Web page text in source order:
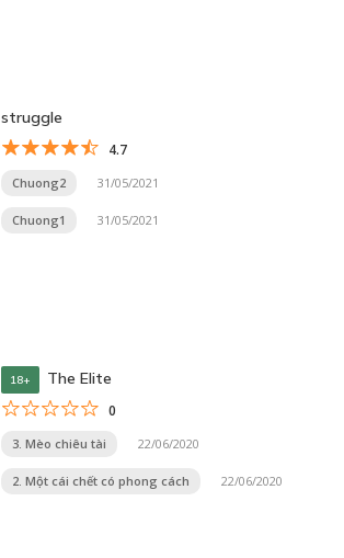
struggle
4.7
Chuong2 31/05/2021
Chuong1 31/05/2021
18+ The Elite
0
3. Mèo chiêu tài 22/06/2020
2. Một cái chết có phong cách 22/06/2020